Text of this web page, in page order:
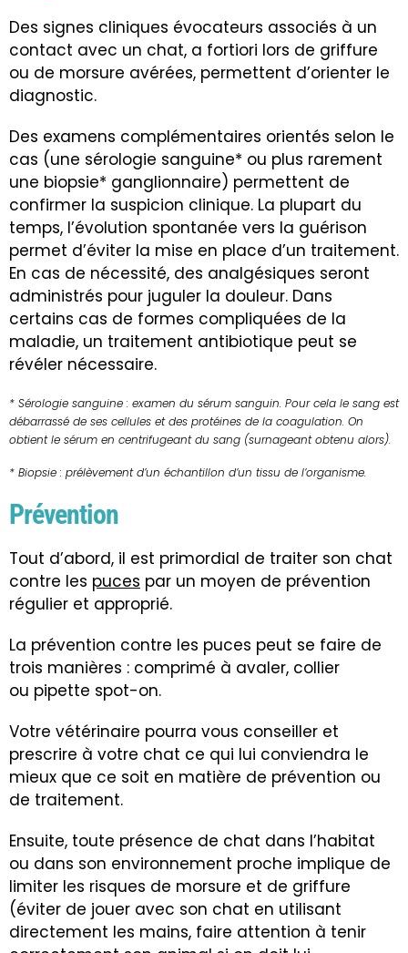
Des signes cliniques évocateurs associés à un
contact avec un chat, a fortiori lors de griffure
ou de morsure avérées, permettent d’orienter le
diagnostic.
Des examens complémentaires orientés selon le
cas (une sérologie sanguine* ou plus rarement
une biopsie* ganglionnaire) permettent de
confirmer la suspicion clinique. La plupart du
temps, l’évolution spontanée vers la guérison
permet d’éviter la mise en place d’un traitement.
En cas de nécessité, des analgésiques seront
administrés pour juguler la douleur. Dans
certains cas de formes compliquées de la
maladie, un traitement antibiotique peut se
révéler nécessaire.
* Sérologie sanguine : examen du sérum sanguin. Pour cela le sang est
débarrassé de ses cellules et des protéines de la coagulation. On
obtient le sérum en centrifugeant du sang (surnageant obtenu alors).
* Biopsie : prélèvement d’un échantillon d’un tissu de l’organisme.
Prévention
Tout d’abord, il est primordial de traiter son chat
contre les puces par un moyen de prévention
régulier et approprié.
La prévention contre les puces peut se faire de
trois manières : comprimé à avaler, collier
ou pipette spot-on.
Votre vétérinaire pourra vous conseiller et
prescrire à votre chat ce qui lui conviendra le
mieux que ce soit en matière de prévention ou
de traitement.
Ensuite, toute présence de chat dans l’habitat
ou dans son environnement proche implique de
limiter les risques de morsure et de griffure
(éviter de jouer avec son chat en utilisant
directement les mains, faire attention à tenir